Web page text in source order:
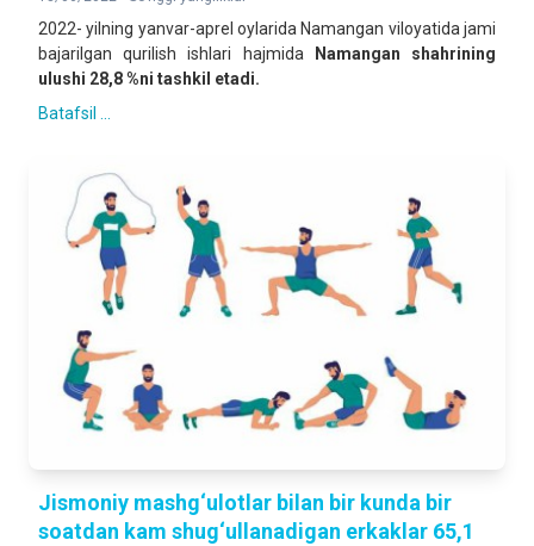
2022- yilning yanvar-aprel oylarida Namangan viloyatida jami
bajarilgan qurilish ishlari hajmida
Namangan shahrining
ulushi 28,8 %ni tashkil etadi.
Batafsil ...
Jismoniy mashg‘ulotlar bilan bir kunda bir
soatdan kam shug‘ullanadigan erkaklar 65,1